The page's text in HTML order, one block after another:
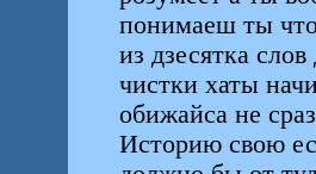
понимаеш ты
из дзесятка
чистки хаты
обижайса не
Историю свою